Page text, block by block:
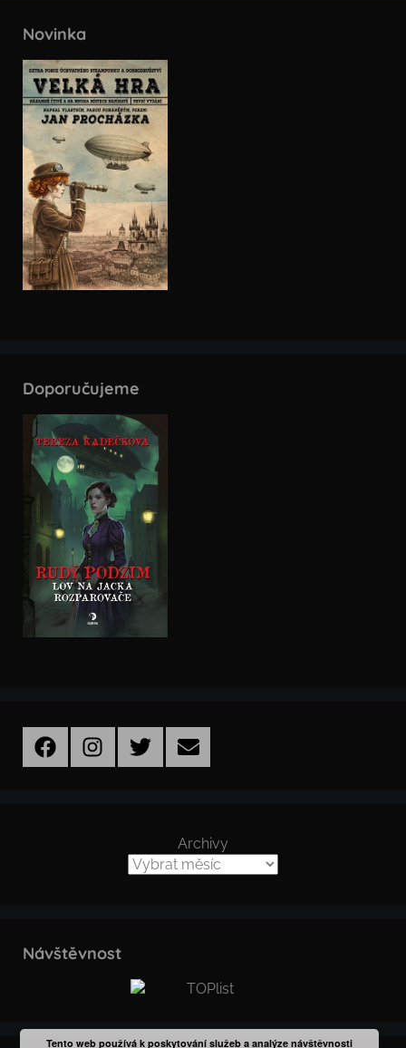
Novinka
Doporučujeme
FacebookInstagramTwitter Email
Archivy
Návštěvnost
Tento web používá k poskytování služeb a analýze návštěvnosti